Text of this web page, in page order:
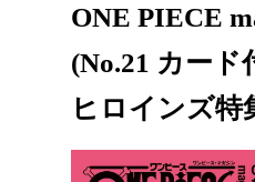
ONE PIECE
(No.21 カード
ヒロインズ特